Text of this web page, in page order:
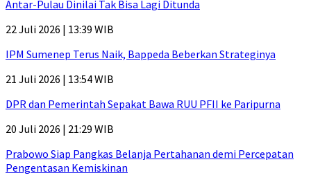
Antar-Pulau Dinilai Tak Bisa Lagi Ditunda
22 Juli 2026 | 13:39 WIB
IPM Sumenep Terus Naik, Bappeda Beberkan Strateginya
21 Juli 2026 | 13:54 WIB
DPR dan Pemerintah Sepakat Bawa RUU PFII ke Paripurna
20 Juli 2026 | 21:29 WIB
Prabowo Siap Pangkas Belanja Pertahanan demi Percepatan
Pengentasan Kemiskinan